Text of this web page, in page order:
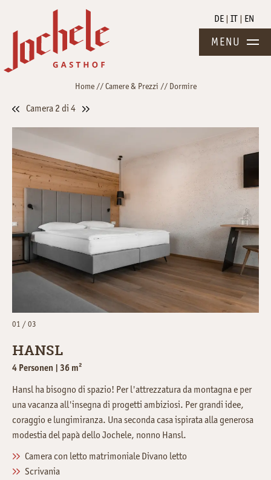
DE IT EN
MENU
Home//Camere & Prezzi // Dormire
Camera 2 di 4
01 / 03
HANSL
4 Personen | 36 m²
Hansl ha bisogno di spazio! Per l'attrezzatura da montagna e per
una vacanza all'insegna di progetti ambiziosi. Per grandi idee,
coraggio e lungimiranza. Una seconda casa ispirata alla generosa
modestia del papà dello Jochele, nonno Hansl.
Camera con letto matrimoniale Divano letto
Scrivania